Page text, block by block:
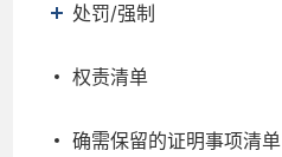
处罚/强制
权责清单
确需保留的证明事项清单